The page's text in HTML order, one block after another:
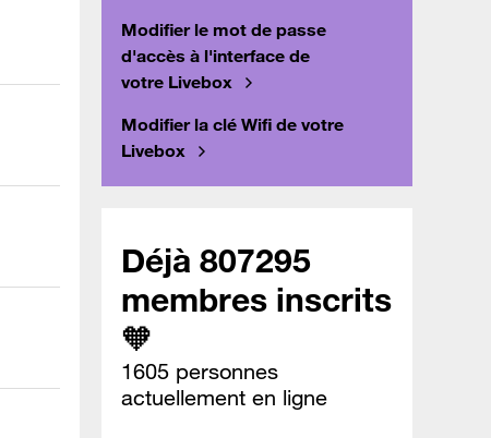
Modifier le mot de passe
d'accès à l'interface de
votre Livebox
Modifier la clé Wifi de votre
Livebox
Déjà 807295
membres inscrits
🧡
1605 personnes
actuellement en ligne